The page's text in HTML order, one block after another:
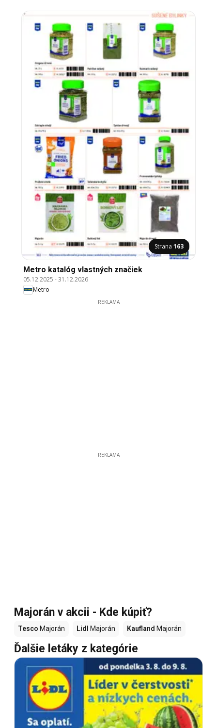
Strana 163
Metro katalóg vlastných značiek
05.12.2025 -31.12.2026
Metro
REKLAMA
REKLAMA
Majorán v akcii - Kde kúpiť?
Tesco Majorán Lidl Majorán Kaufland Majorán
Ďalšie letáky z kategórie